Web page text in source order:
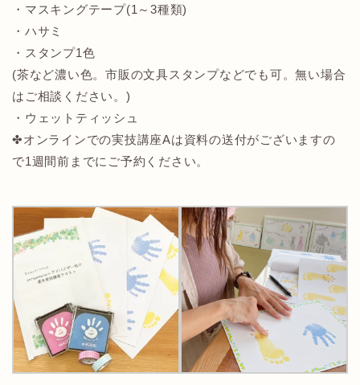
・マスキングテープ(1～3種類)
・ハサミ
・スタンプ1色
(茶など濃い色。市販の文具スタンプなどでも可。無い場合
はご相談ください。)
・ウェットティッシュ
✤オンラインでの実技講座Aは資料の送付がございますの
で1週間前までにご予約ください。